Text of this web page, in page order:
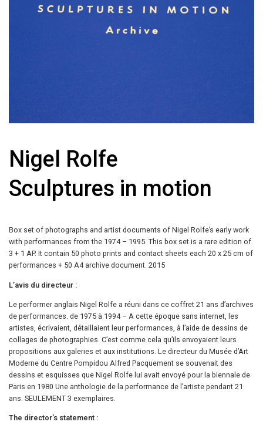
Nigel Rolfe
Sculptures in motion
Box set of photographs and artist documents of Nigel Rolfe’s early work
with performances from the 1974 – 1995. This box set is a rare edition of
3 + 1 AP. It contain 50 photo prints and contact sheets each 20 x 25 cm of
performances + 50 A4 archive document. 2015
L’avis du directeur :
Le performer anglais Nigel Rolfe a réuni dans ce coffret 21 ans d’archives
de performances. de 1975 à 1994 – A cette époque sans internet, les
artistes, écrivaient, détaillaient leur performances, à l’aide de dessins de
collages de photographies. C’est comme cela qu’ils envoyaient leurs
propositions aux galeries et aux institutions. Le directeur du Musée d’Art
Moderne du Centre Pompidou Alfred Pacquement se souvenait des
dessins et esquisses que Nigel Rolfe lui avait envoyé pour la biennale de
Paris en 1980 Une anthologie de la performance de l’artiste pendant 21
ans. SEULEMENT 3 exemplaires.
The director’s statement :